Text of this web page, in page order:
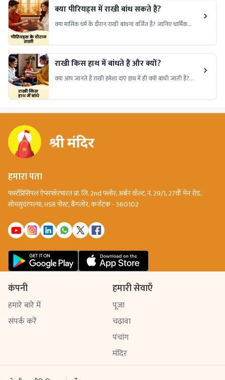
क्या पीरियड्स में राखी बांध सकते हैं?
क्या मासिक धर्म के दौरान राखी बांधना वर्जित है? जानिए धार्मिक
राखी किस हाथ में बांधते हैं और क्यों?
क्या आप जानते हैं राखी हमेशा दाएं हाथ में ही क्यों बांधी जाती है?
हमारा पता
फर्स्टप्रिंसिपल ऐप्सफॉरभारत प्रा. लि. 2nd फ्लोर, अर्बन वॉल्ट, नं. 29/1, 27वीं मेन रोड,
सोमसुंदरपल्या, HSR पोस्ट, बैंगलोर, कर्नाटक - 560102
कंपनी
हमारे बारे में
संपर्क करें
हमारी सेवाएँ
पूजा
चढ़ावा
पंचांग
मंदिर